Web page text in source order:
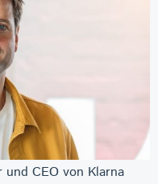
und CEO von Klarna